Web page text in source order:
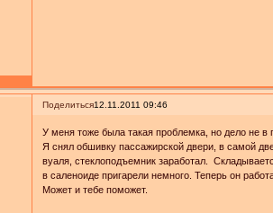
Поделиться12.11.2011 09:46
У меня тоже была такая проблемка, но дело не в
Я снял обшивку пассажирской двери, в самой
вуаля, стеклоподъемник заработал.
в саленоиде пригарели немного. Теперь он
Может и тебе поможет.